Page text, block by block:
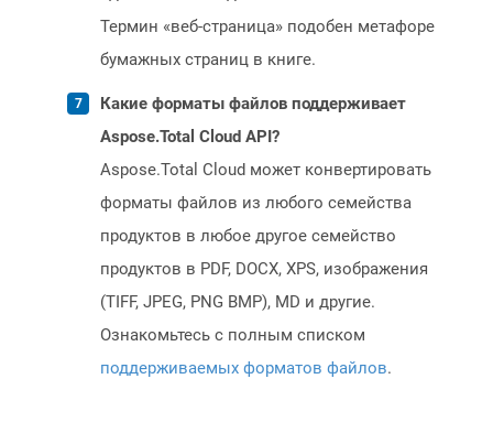
Термин «веб-страница» подобен метафоре
бумажных страниц в книге.
Какие форматы файлов поддерживает
Aspose.Total Cloud API?
Aspose.Total Cloud может конвертировать
форматы файлов из любого семейства
продуктов в любое другое семейство
продуктов в PDF, DOCX, XPS, изображения
(TIFF, JPEG, PNG BMP), MD и другие.
Ознакомьтесь с полным списком
поддерживаемых форматов файлов.